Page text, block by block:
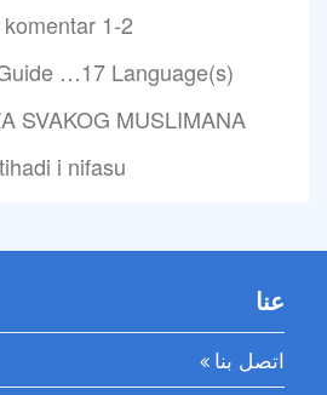
1-2
…17 Language(s)
SVAKOG MUSLIMANA
i nifasu
عنا
اتصل بنا